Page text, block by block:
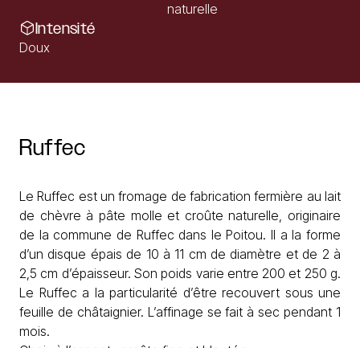
naturelle
Intensité
Doux
Ruffec
Le Ruffec est un fromage de fabrication fermière au lait
de chèvre à pâte molle et croûte naturelle, originaire
de la commune de Ruffec dans le Poitou. Il a la forme
d’un disque épais de 10 à 11 cm de diamètre et de 2 à
2,5 cm d’épaisseur. Son poids varie entre 200 et 250 g.
Le Ruffec a la particularité d’être recouvert sous une
feuille de châtaignier. L’affinage se fait à sec pendant 1
mois.